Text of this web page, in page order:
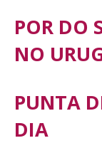
POR DO
NO
PUNTA
DIA